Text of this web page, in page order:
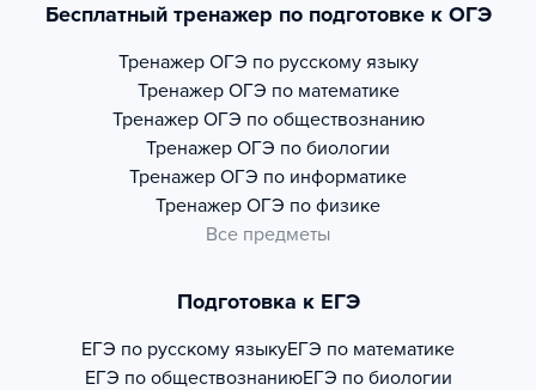
Бесплатный тренажер по подготовке к ОГЭ
Тренажер ОГЭ по русскому языку
Тренажер ОГЭ по математике
Тренажер ОГЭ по обществознанию
Тренажер ОГЭ по биологии
Тренажер ОГЭ по информатике
Тренажер ОГЭ по физике
Все предметы
Подготовка к ЕГЭ
ЕГЭ по русскому языкуЕГЭ по математике
ЕГЭ по обществознаниюЕГЭ по биологии